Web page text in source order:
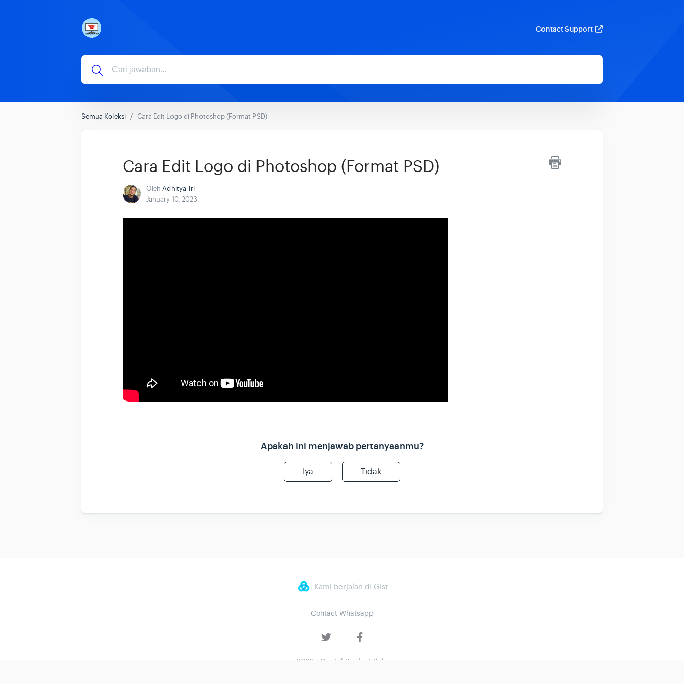
Contact Support
Semua Koleksi Cara Edit Logo di Photoshop (Format PSD)
Cara Edit Logo di Photoshop (Format PSD)
Oleh Adhitya Tri
January 10, 2023
Apakah ini menjawab pertanyaanmu?
Iya Tidak
Kami berjalan di Gist
Contact Whatsapp
2023 - Digital Product Sale